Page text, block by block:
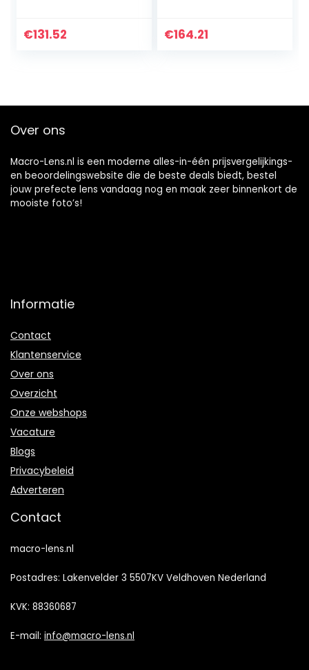
Natuurlijke Nacht
€131.52
Lentes for
€164.21
Over ons
Macro-Lens.nl is een moderne alles-in-één prijsvergelijkings-
en beoordelingswebsite die de beste deals biedt, bestel
jouw prefecte lens vandaag nog en maak zeer binnenkort de
mooiste foto’s!
Informatie
Contact
Klantenservice
Over ons
Overzicht
Onze webshops
Vacature
Blogs
Privacybeleid
Adverteren
Contact
macro-lens.nl
Postadres: Lakenvelder 3 5507KV Veldhoven Nederland
KVK: 88360687
E-mail: info@macro-lens.nl